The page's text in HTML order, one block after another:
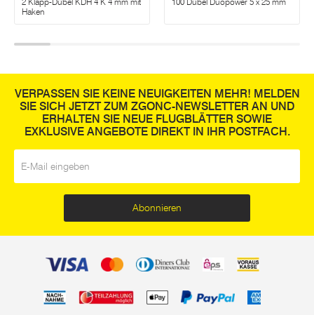
Haken
VERPASSEN SIE KEINE NEUIGKEITEN MEHR! MELDEN
SIE SICH JETZT ZUM ZGONC-NEWSLETTER AN UND
ERHALTEN SIE NEUE FLUGBLÄTTER SOWIE
EXKLUSIVE ANGEBOTE DIREKT IN IHR POSTFACH.
Abonnieren